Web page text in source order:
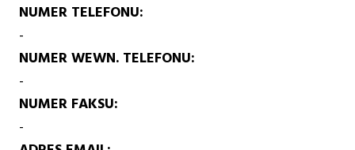
NUMER TELEFONU
-
NUMER WEWN. TELEFONU
-
NUMER FAKSU
-